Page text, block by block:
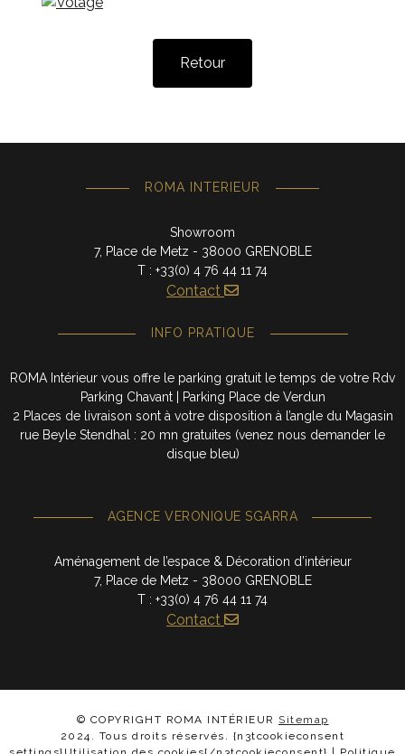
Retour
ROMA INTERIEUR
Showroom
7, Place de Metz - 38000 GRENOBLE
T : +33(0) 4 76 44 11 74
Contact
INFO PRATIQUE
ROMA Intérieur vous offre le parking gratuit le temps de votre Rdv
Parking Chavant | Parking Place de Verdun
2 Places de livraison sont à votre disposition à l’angle du Magasin
rue Beyle Stendhal : 20 mn gratuites (venez nous demander le
disque bleu)
AGENCE VERONIQUE SGARRA
Aménagement de l’espace & Décoration d’intérieur
7, Place de Metz - 38000 GRENOBLE
T : +33(0) 4 76 44 11 74
Contact
© COPYRIGHT ROMA INTÉRIEUR Sitemap
2024. Tous droits réservés. {n3tcookieconsent